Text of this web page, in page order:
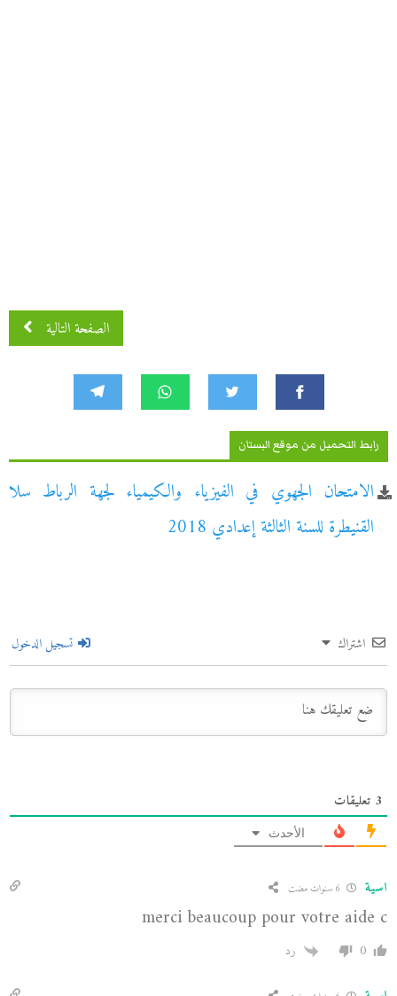
الصفحة التالية
رابط التحميل من موقع البستان
الامتحان الجهوي في الفيزياء والكيمياء لجهة الرباط سلا
القنيطرة للسنة الثالثة إعدادي 2018
اشتراك تسجيل الدخول
3 تعليقات
الأحدث
اسية
merci beaucoup pour votre aide c
0 رد